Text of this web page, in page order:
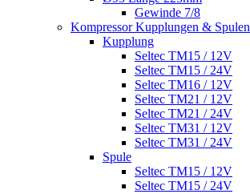
Gewinde 7/8
Kompressor Kupplungen & Spulen
Kupplung
Seltec TM15 / 12V
Seltec TM15 / 24V
Seltec TM16 / 12V
Seltec TM21 / 12V
Seltec TM21 / 24V
Seltec TM31 / 12V
Seltec TM31 / 24V
Spule
Seltec TM15 / 12V
Seltec TM15 / 24V